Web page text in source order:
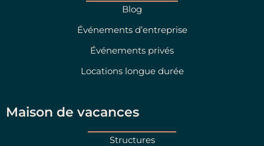
a
m
Blog
Événements d’entreprise
Événements privés
Locations longue durée
Maison de vacances
Structures